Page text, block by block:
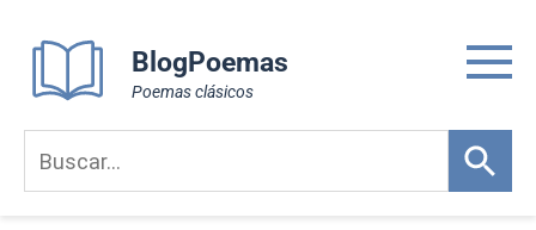
content
BlogPoemas
Poemas clásicos